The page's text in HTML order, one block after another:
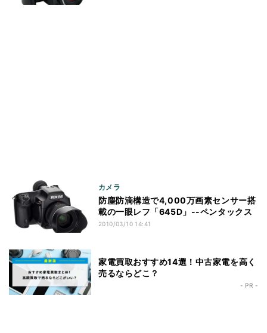
カメラ
防塵防滴構造で4,000万画素センサー搭
載の一眼レフ「645D」--ペンタックス
2010/03/10 14:41
家電買取おすすめ14選！中古家電を高く
売るならどこ？
- PR -